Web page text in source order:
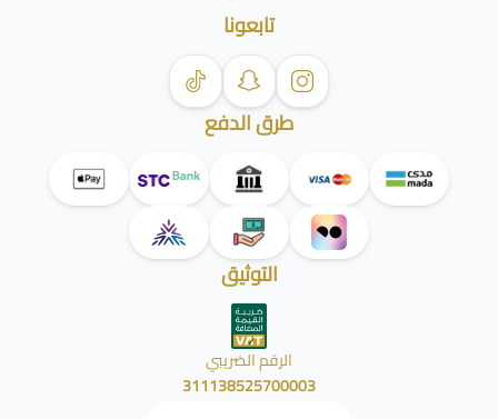
تابعونا
طرق الدفع
التوثيق
الرقم الضريبي
311138525700003